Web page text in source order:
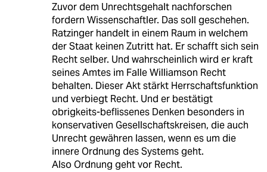
Zuvor dem Unrechtsgehalt nachforschen
fordern Wissenschaftler. Das soll geschehen.
Ratzinger handelt in einem Raum in welchem
der Staat keinen Zutritt hat. Er schafft sich sein
Recht selber. Und wahrscheinlich wird er kraft
seines Amtes im Falle Williamson Recht
behalten. Dieser Akt stärkt Herrschaftsfunktion
und verbiegt Recht. Und er bestätigt
obrigkeits-beflissenes Denken besonders in
konservativen Gesellschaftskreisen, die auch
Unrecht gewähren lassen, wenn es um die
innere Ordnung des Systems geht.
Also Ordnung geht vor Recht.